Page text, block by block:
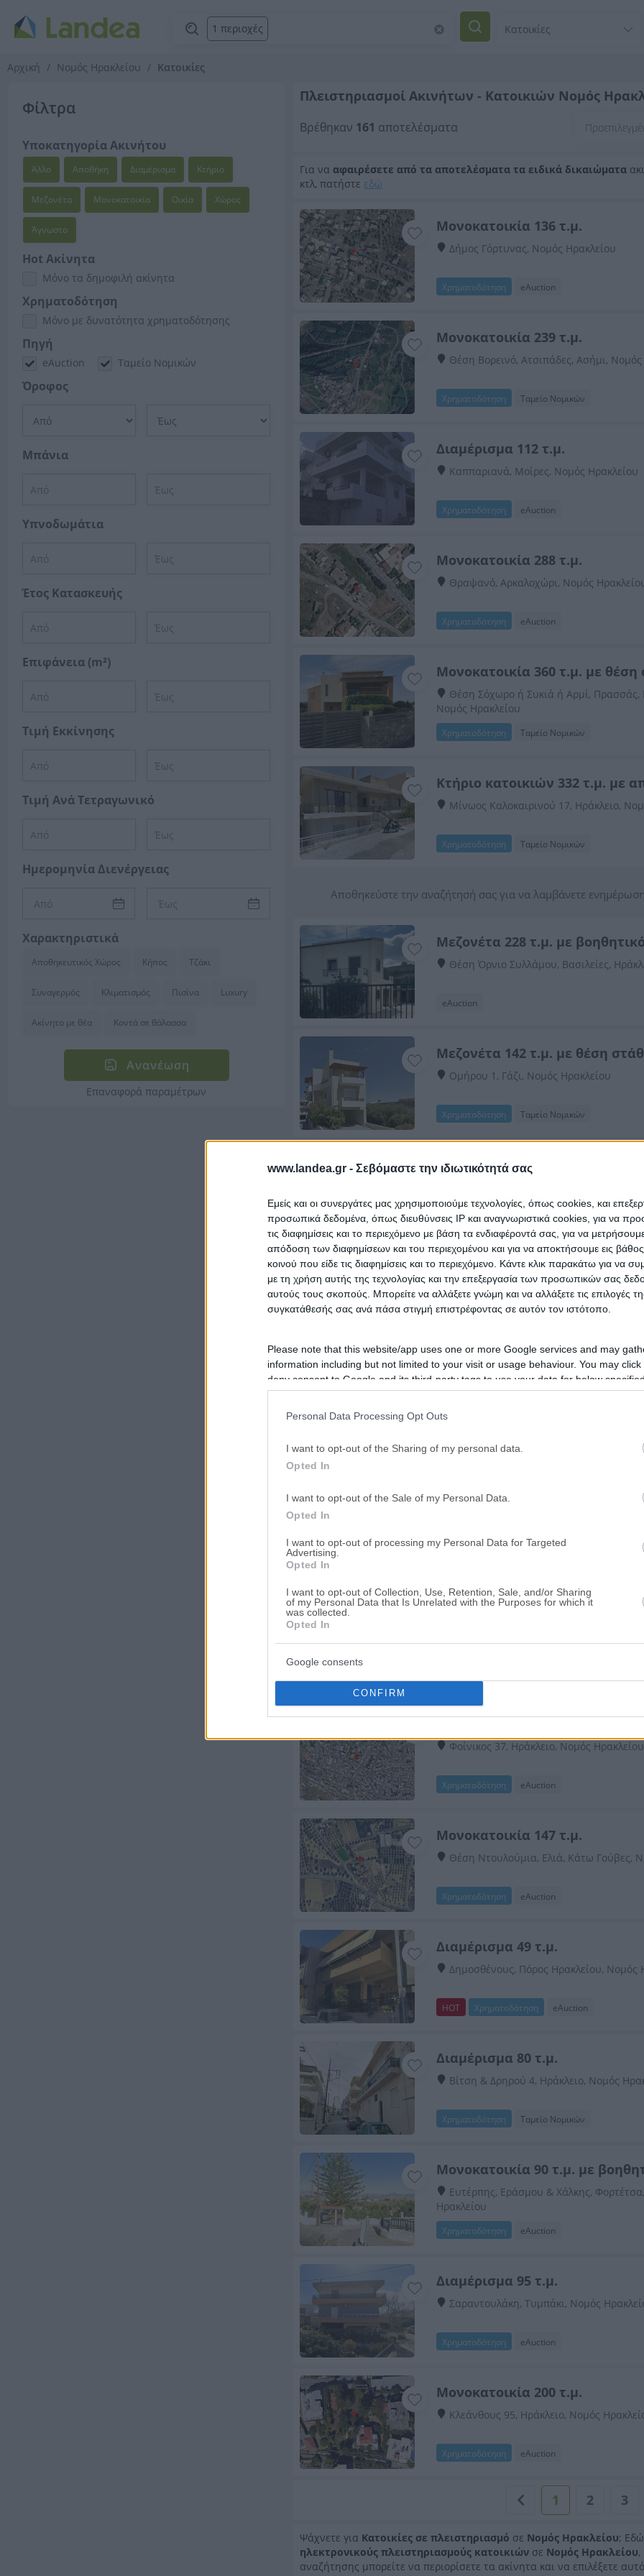
www.landea.gr - Σεβόμαστε την ιδιωτικότητά σας
Εμείς και οι συνεργάτες μας χρησιμοποιούμε τεχνολογίες, όπως cookies, και
προσωπικά δεδομένα, όπως διευθύνσεις IP και αναγνωριστικά cookies, για να
τις διαφημίσεις και το περιεχόμενο με βάση τα ενδιαφέροντά σας, για να
απόδοση των διαφημίσεων και του περιεχομένου και για να αποκτήσουμε εις
κοινού που είδε τις διαφημίσεις και το περιεχόμενο. Κάντε κλικ παρακάτω για να
με τη χρήση αυτής της τεχνολογίας και την επεξεργασία των προσωπικών σας
αυτούς τους σκοπούς. Μπορείτε να αλλάξετε γνώμη και να αλλάξετε τις επιλογές
συγκατάθεσής σας ανά πάσα στιγμή επιστρέφοντας σε αυτόν τον ιστότοπο.
Please note that this website/app uses one or more Google services and may
information including but not limited to your visit or usage behaviour. You may
deny consent to Google and its third-party tags to use your data for below
in below Google consent section.
Personal Data Processing Opt Outs
I want to opt-out of the Sharing of my personal data.
Opted In
I want to opt-out of the Sale of my Personal Data.
Opted In
I want to opt-out of processing my Personal Data for Targeted
Advertising.
Opted In
I want to opt-out of Collection, Use, Retention, Sale, and/or Sharing
of my Personal Data that Is Unrelated with the Purposes for which it
was collected.
Opted In
Google consents
CONFIRM
1 περιοχές
Αρχική Νομός Ηρακλείου Κατοικίες
Φίλτρα
Υποκατηγορία Ακινήτου
Άλλο Αποθήκη Διαμέρισμα Κτήριο
Μεζονέτα Μονοκατοικία Οικία Χώρος
Άγνωστο
Hot Ακίνητα
Μόνο τα δημοφιλή ακίνητα
Χρηματοδότηση
Μόνο με δυνατότητα χρηματοδότησης
Πηγή
eAuction Ταμείο Νομικών
Όροφος
Μπάνια
Υπνοδωμάτια
Έτος Κατασκευής
Επιφάνεια (m²)
Τιμή Εκκίνησης
Τιμή Ανά Τετραγωνικό
Ημερομηνία Διενέργειας
Χαρακτηριστικά
Αποθηκευτικός Χώρος Κήπος Τζάκι
Συναγερμός Κλιματισμός Πισίνα Luxury
Ακίνητο με θέα Κοντά σε θάλασσα
Ανανέωση
Επαναφορά παραμέτρων
Πλειστηριασμοί Ακινήτων - Κατοικιών Νομός
Βρέθηκαν 161 αποτελέσματα
Για να αφαιρέσετε από τα αποτελέσματα τα ειδικά δικαιώματα
κτλ, πατήστε εδώ
Μονοκατοικία 136 τ.μ.
Δήμος Γόρτυνας, Νομός Ηρακλείου
Χρηματοδότηση eAuction
Μονοκατοικία 239 τ.μ.
Θέση Βορεινό, Ατσιπάδες, Ασήμι, Νομός
Χρηματοδότηση Ταμείο Νομικών
Διαμέρισμα 112 τ.μ.
Καππαριανά, Μοίρες, Νομός Ηρακλείου
Χρηματοδότηση eAuction
Μονοκατοικία 288 τ.μ.
Θραψανό, Αρκαλοχώρι, Νομός
Χρηματοδότηση eAuction
Mονοκατοικία 360 τ.μ. με
Θέση Σόχωρο ή Συκιά ή Αρμί, Πρασσάς,
Νομός Ηρακλείου
Χρηματοδότηση Ταμείο Νομικών
Κτήριο κατοικιών 332 τ.μ. με
Μίνωος Καλοκαιρινού 17, Ηράκλειο,
Χρηματοδότηση Ταμείο Νομικών
Αποθηκεύστε την αναζήτησή σας για να λαμβάνετε
Μεζονέτα 228 τ.μ. με
Θέση Όρνιο Συλλάμου, Βασιλείες,
eAuction
Μεζονέτα 142 τ.μ. με θέση
Ομήρου 1, Γάζι, Νομός Ηρακλείου
Χρηματοδότηση Ταμείο Νομικών
Μονοκατοικία 102 τ.μ.
Χρηματοδότηση eAuction
Διαμέρισμα 115 τ.μ.
Καποδιστρίου 22, Ηράκλειο, Νομός
Μονοκατοικία 117 τ.μ. με
Αγίου Νικολάου 11, Άνω Αρχάνες,
Χρηματοδότηση Ταμείο Νομικών
Μεζονέτα 229 τ.μ.
Κτήρια κατοικιών 401 τ.μ. με
Θέση Κάτω Μύλος ή Τσιγκούνι,
Χρηματοδότηση Ταμείο Νομικών
Φοίνικος 37, Ηράκλειο, Νομός Ηρακλείου
Χρηματοδότηση eAuction
Μονοκατοικία 147 τ.μ.
Θέση Ντουλούμια, Ελιά, Κάτω Γούβες,
Χρηματοδότηση eAuction
Διαμέρισμα 49 τ.μ.
Δημοσθένους, Πόρος Ηρακλείου, Νομός
HOT Χρηματοδότηση eAuction
Διαμέρισμα 80 τ.μ.
Βίτση & Δρηρού 4, Ηράκλειο, Νομός
Χρηματοδότηση Ταμείο Νομικών
Μονοκατοικία 90 τ.μ. με
Ευτέρπης, Εράσμου & Χάλκης,
Ηρακλείου
Χρηματοδότηση eAuction
Διαμέρισμα 95 τ.μ.
Σαραντουλάκη, Τυμπάκι, Νομός
Χρηματοδότηση eAuction
Μονοκατοικία 200 τ.μ.
Κλεάνθους 95, Ηράκλειο, Νομός
Χρηματοδότηση eAuction
1 2 3
Ψάχνετε για Κατοικίες σε πλειστηριασμό σε Νομός Ηρακλείου;
ηλεκτρονικούς πλειστηριασμούς κατοικιών σε Νομός Ηρακλείου,
αναζήτησης μπορείτε να περιορίσετε τα ακίνητα και να επιλέξετε